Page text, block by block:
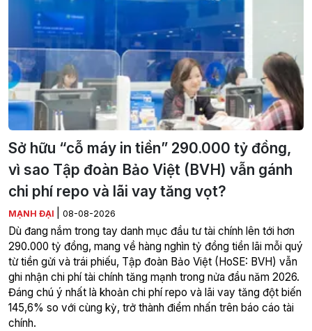
Sở hữu “cỗ máy in tiền” 290.000 tỷ đồng,
vì sao Tập đoàn Bảo Việt (BVH) vẫn gánh
chi phí repo và lãi vay tăng vọt?
MẠNH ĐẠI 08-08-2026
Dù đang nắm trong tay danh mục đầu tư tài chính lên tới hơn
290.000 tỷ đồng, mang về hàng nghìn tỷ đồng tiền lãi mỗi quý
từ tiền gửi và trái phiếu, Tập đoàn Bảo Việt (HoSE: BVH) vẫn
ghi nhận chi phí tài chính tăng mạnh trong nửa đầu năm 2026.
Đáng chú ý nhất là khoản chi phí repo và lãi vay tăng đột biến
145,6% so với cùng kỳ, trở thành điểm nhấn trên báo cáo tài
chính.